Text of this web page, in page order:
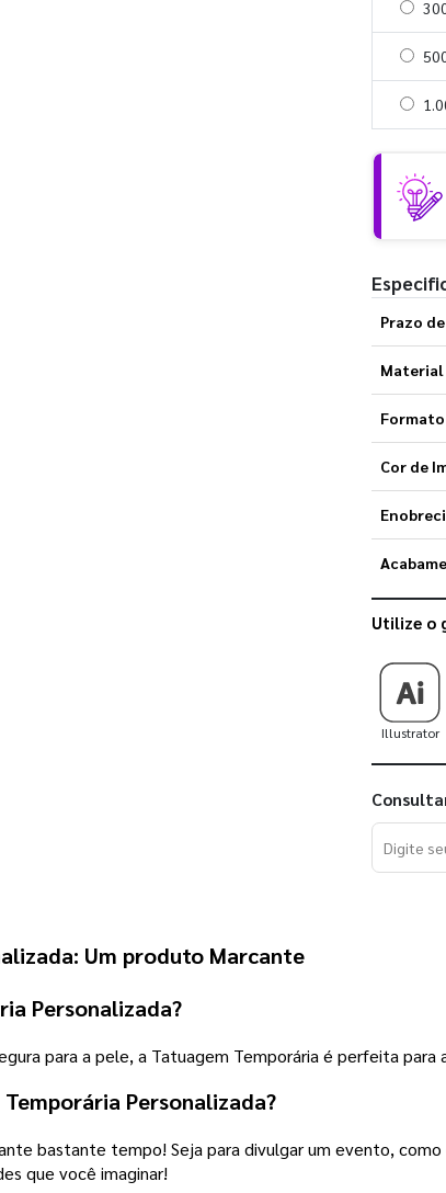
Prazo
Material
Formato
Cor de
Utilize o
Illustrator
Um produto Marcante
Personalizada?
para a pele, a Tatuagem Temporária é perfeita para
Personalizada?
bastante tempo! Seja para divulgar um evento,
que você imaginar!